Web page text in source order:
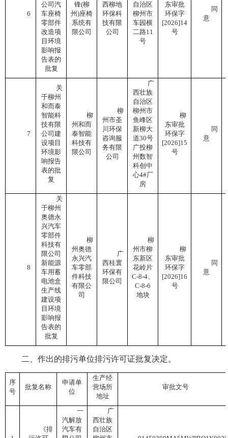
6
公司汽
车座椅
零部件
改造项
目环境
影响报
告表的
批复
锋(柳
州)座椅
系统有
限公司
西柳地
环保科
技有限
公司
自治区
柳州市
车园横
二路11
号
东审批
环保字
[2026]14
号
同
意
7
关
于柳州
和而泰
智能科
技有限
公司建
设项目
环境影
响报告
表的批
复
柳
州和而
泰智能
科技有
限公司
柳
州市圣
川环保
咨询服
务有限
公司
广
西壮族
自治区
柳州市
鱼峰区
新柳大
道30号
广投柳
州数智
科创中
心4#厂
房
柳
东审批
环保字
[2026]15
号
同
意
8
关
于柳州
奥德永
兴汽车
零部件
科技有
限公司
新能源
车用蓄
电池盒
生产线
建设项
目环境
影响报
告表的
批复
柳
州奥德
永兴汽
车零部
件科技
有限公
司
广
西桂寰
环保有
限公司
柳
州市柳
东新区
花岭片
C-8-4、
C-8-6
地块
柳
东审批
环保字
[2026]16
号
同
意
二、作出的排污单位排污许可证批复决定。
序
号
批复名称
申请单
位
生产经
营场所
地址
审批文号
《排
一
汽解放
汽车有
广
西壮族
自治区